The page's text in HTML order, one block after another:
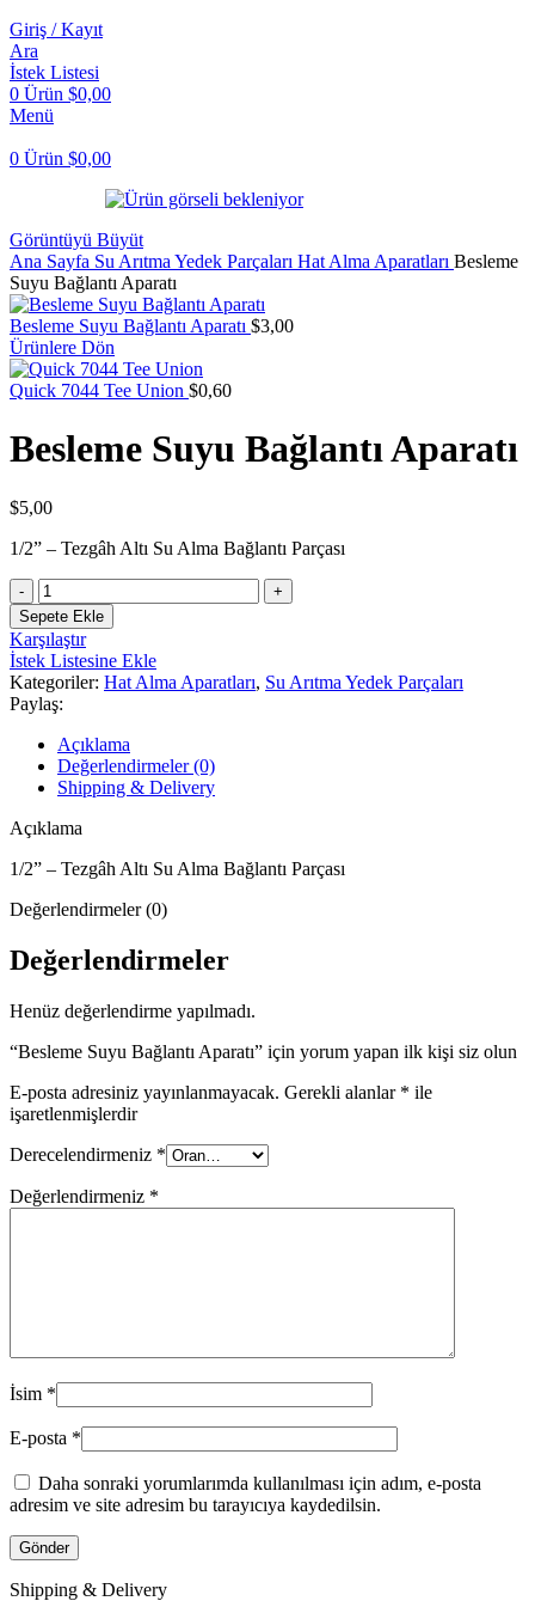
Giriş / Kayıt
Ara
İstek Listesi
0 Ürün $0,00
Menü
0 Ürün $0,00
Görüntüyü Büyüt
Ana Sayfa Su Arıtma Yedek Parçaları Hat Alma Aparatları Besleme
Suyu Bağlantı Aparatı
Besleme Suyu Bağlantı Aparatı $3,00
Ürünlere Dön
Quick 7044 Tee Union $0,60
Besleme Suyu Bağlantı Aparatı
$5,00
1/2” – Tezgâh Altı Su Alma Bağlantı Parçası
Besleme
Suyu
Bağlantı
Aparatı
adet
Sepete Ekle
Karşılaştır
İstek Listesine Ekle
Kategoriler: Hat Alma Aparatları, Su Arıtma Yedek Parçaları
Paylaş:
Açıklama
Değerlendirmeler (0)
Shipping & Delivery
Açıklama
1/2” – Tezgâh Altı Su Alma Bağlantı Parçası
Değerlendirmeler (0)
Değerlendirmeler
Henüz değerlendirme yapılmadı.
“Besleme Suyu Bağlantı Aparatı” için yorum yapan ilk kişi siz olun
E-posta adresiniz yayınlanmayacak. Gerekli alanlar * ile
işaretlenmişlerdir
Derecelendirmeniz *
Değerlendirmeniz *
İsim *
E-posta *
Daha sonraki yorumlarımda kullanılması için adım, e-posta
adresim ve site adresim bu tarayıcıya kaydedilsin.
Shipping & Delivery